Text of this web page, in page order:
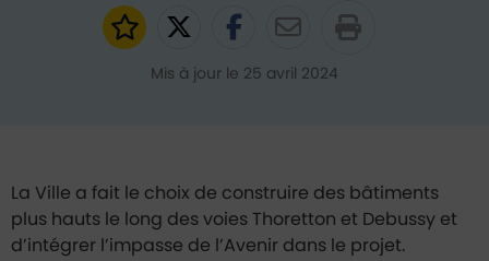
Ajouter aux favoris
Partager sur Twitter
Partager sur
Partager par
Mis à jour le 25 avril 2024
La Ville a fait le choix de construire des bâtiments
plus hauts le long des voies Thoretton et Debussy et
d’intégrer l’impasse de l’Avenir dans le projet.